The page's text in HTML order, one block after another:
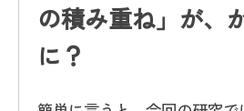
の積み重ね」が、
に？